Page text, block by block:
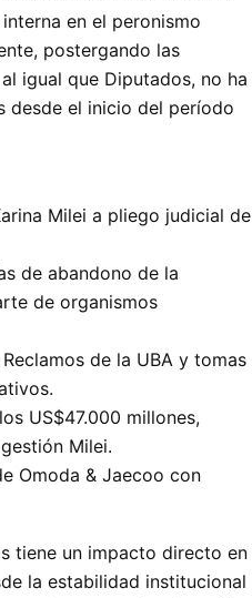
en el peronismo
postergando las
igual que Diputados, no ha
desde el inicio del período
Milei a pliego judicial de
de abandono de la
de organismos
de la UBA y tomas
US$47.000 millones,
Milei.
Omoda & Jaecoo con
tiene un impacto directo en
la estabilidad institucional